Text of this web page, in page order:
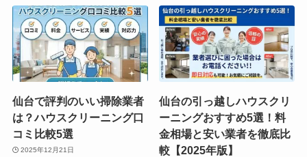
仙台で評判のいい掃除業者
は？ハウスクリーニング口
コミ比較5選
2025年12月21日
仙台の引っ越しハウスクリ
ーニングおすすめ5選！料
金相場と安い業者を徹底比
較【2025年版】